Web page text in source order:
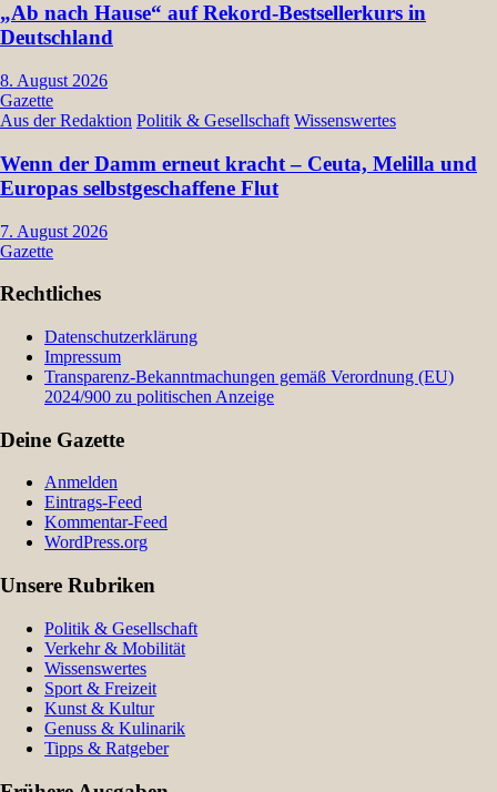
„Ab nach Hause“ auf Rekord-Bestsellerkurs in
Deutschland
8. August 2026
Gazette
Aus der Redaktion Politik & Gesellschaft Wissenswertes
Wenn der Damm erneut kracht – Ceuta, Melilla und
Europas selbstgeschaffene Flut
7. August 2026
Gazette
Rechtliches
Datenschutzerklärung
Impressum
Transparenz-Bekanntmachungen gemäß Verordnung (EU)
2024/900 zu politischen Anzeige
Deine Gazette
Anmelden
Eintrags-Feed
Kommentar-Feed
WordPress.org
Unsere Rubriken
Politik & Gesellschaft
Verkehr & Mobilität
Wissenswertes
Sport & Freizeit
Kunst & Kultur
Genuss & Kulinarik
Tipps & Ratgeber